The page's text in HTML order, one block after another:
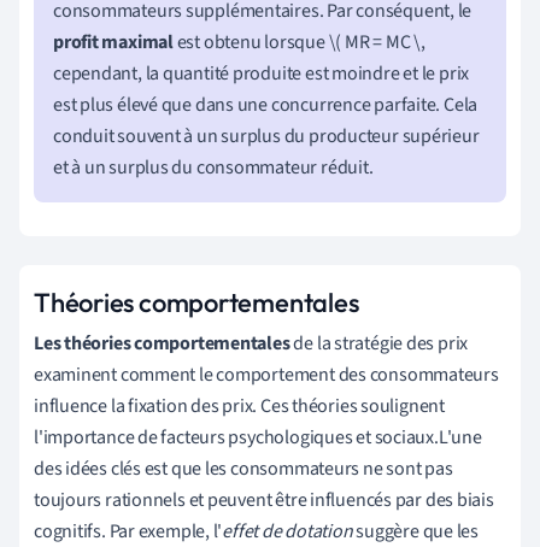
consommateurs supplémentaires. Par conséquent, le
profit maximalest obtenu lorsque \( MR = MC \,
cependant, la quantité produite est moindre et le prix
est plus élevé que dans une concurrence parfaite. Cela
conduit souvent à un surplus du producteur supérieur
et à un surplus du consommateur réduit.
Théories comportementales
Les théories comportementalesde la stratégie des prix
examinent comment le comportement des consommateurs
influence la fixation des prix. Ces théories soulignent
l'importance de facteurs psychologiques et sociaux.L'une
des idées clés est que les consommateurs ne sont pas
toujours rationnels et peuvent être influencés par des biais
cognitifs. Par exemple, l'effet de dotationsuggère que les